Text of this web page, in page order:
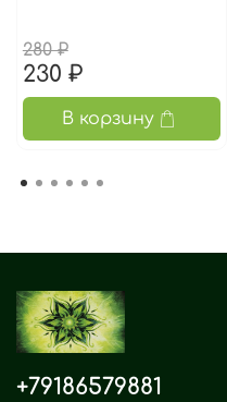
280 ₽
230 ₽
В корзину
+79186579881